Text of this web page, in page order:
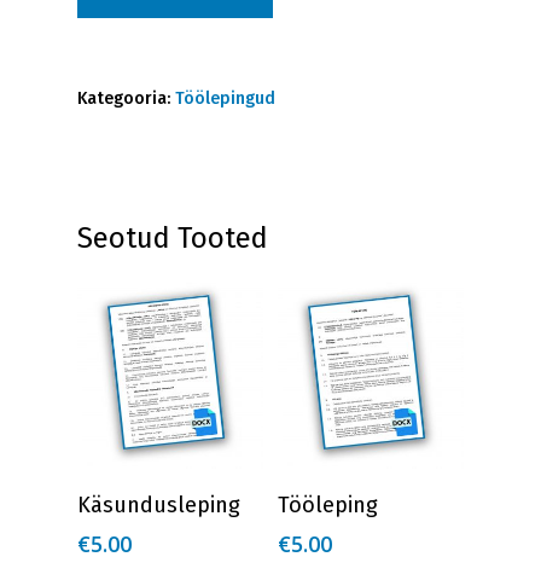
Kategooria: Töölepingud
Seotud Tooted
Lisa Korvi
Käsundusleping
€5.00
Tööleping
€5.00